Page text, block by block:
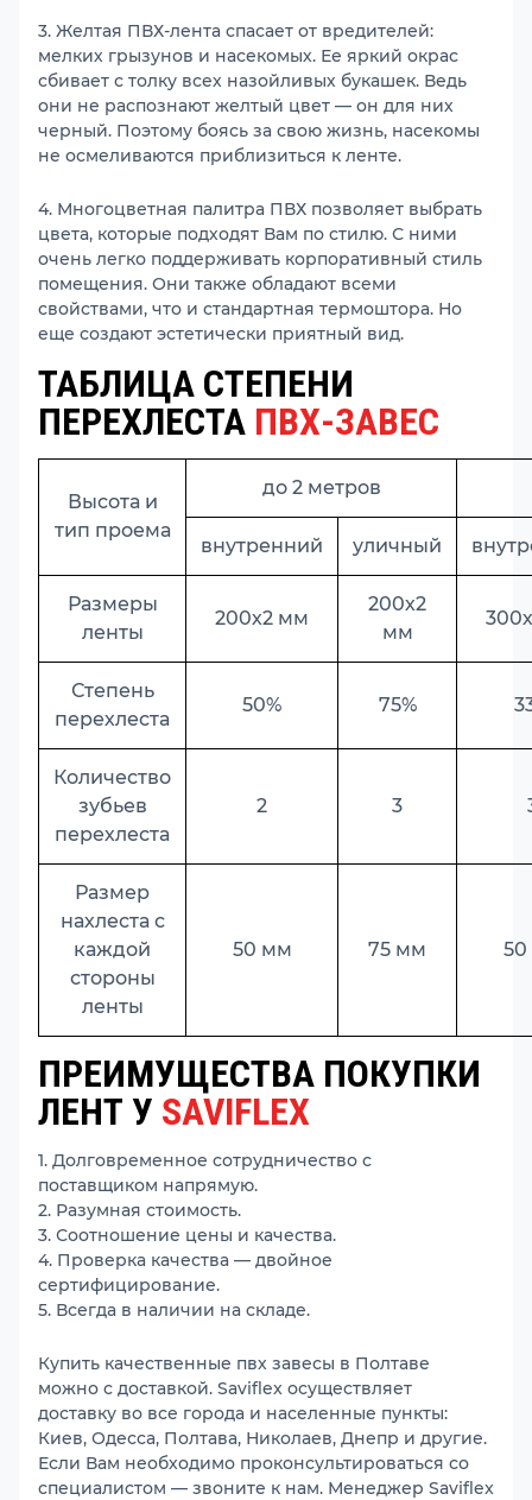
3. Желтая ПВХ-лента спасает от вредителей:
мелких грызунов и насекомых. Ее яркий окрас
сбивает с толку всех назойливых букашек. Ведь
они не распознают желтый цвет — он для них
черный. Поэтому боясь за свою жизнь, насекомы
не осмеливаются приблизиться к ленте.
4. Многоцветная палитра ПВХ позволяет выбрать
цвета, которые подходят Вам по стилю. С ними
очень легко поддерживать корпоративный стиль
помещения. Они также обладают всеми
свойствами, что и стандартная термоштора. Но
еще создают эстетически приятный вид.
ТАБЛИЦА СТЕПЕНИ
ПЕРЕХЛЕСТА ПВХ-ЗАВЕС
Высота и
тип проема
до 2 метров
внутренний уличный
Размеры
ленты
200х2 мм
200х2
мм
Степень
перехлеста
50% 75%
Количество
зубьев
перехлеста
2 3
Размер
нахлеста с
каждой
стороны
ленты
50 мм 75 мм
ПРЕИМУЩЕСТВА ПОКУПКИ
ЛЕНТ У SAVIFLEX
1. Долговременное сотрудничество с
поставщиком напрямую.
2. Разумная стоимость.
3. Соотношение цены и качества.
4. Проверка качества — двойное
сертифицирование.
5. Всегда в наличии на складе.
Купить качественные пвх завесы в Полтаве
можно с доставкой. Saviflex осуществляет
доставку во все города и населенные пункты:
Киев, Одесса, Полтава, Николаев, Днепр и другие.
Если Вам необходимо проконсультироваться со
специалистом — звоните к нам. Менеджер Saviflex